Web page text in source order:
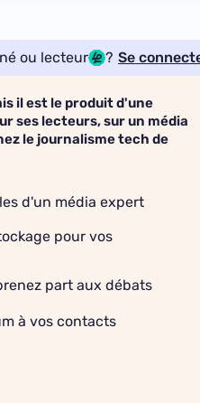
ou lecteur ? Se
il est le produit d'une
ses lecteurs, sur un média
le journalisme tech de
d'un média expert
pour vos
part aux débats
à vos contacts